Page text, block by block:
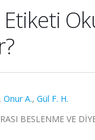
, Onur A., Gül F. H.
BESLENME VE